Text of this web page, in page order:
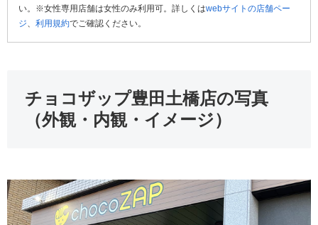
い。※女性専用店舗は女性のみ利用可。詳しくはwebサイトの店舗ペー
ジ、 利用規約でご確認ください。
チョコザップ豊田土橋店の写真
（外観・内観・イメージ）